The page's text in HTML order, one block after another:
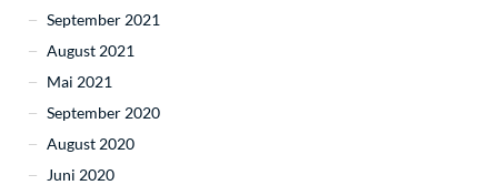
September 2021
August 2021
Mai 2021
September 2020
August 2020
Juni 2020